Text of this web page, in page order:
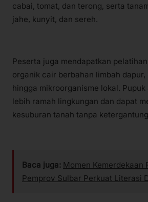
cabai, tomat, dan terong, serta
jahe, kunyit, dan sereh.
Peserta juga mendapatkan
organik cair berbahan limbah dapur,
hingga mikroorganisme lokal.
lebih ramah lingkungan dan dapat
kesuburan tanah tanpa
Baca juga: Momen Kemerdekaan
Pemprov Sulbar Perkuat Literasi